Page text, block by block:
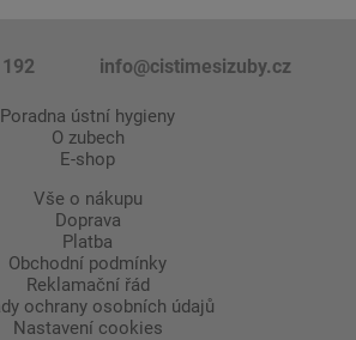
info@cistimesizuby.cz
Poradna ústní hygieny
O zubech
E-shop
Vše o nákupu
Doprava
Platba
Obchodní podmínky
Reklamační řád
ochrany osobních údajů
Nastavení cookies